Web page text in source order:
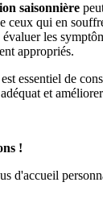
saisonnière
ceux qui en
les
appropriés.
essentiel de
et
!
d'accueil